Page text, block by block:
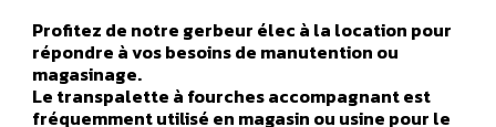
Profitez de notre gerbeur élec à la location pour
répondre à vos besoins de manutention ou
magasinage.
Le transpalette à fourches accompagnant est
fréquemment utilisé en magasin ou usine pour le